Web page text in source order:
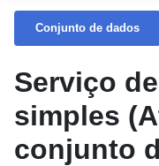
Conjunto de dados
Serviço
simples
conjunto